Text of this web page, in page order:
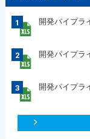
1 開発パイプラ
2 開発パイプラ
3 開発パイプラ